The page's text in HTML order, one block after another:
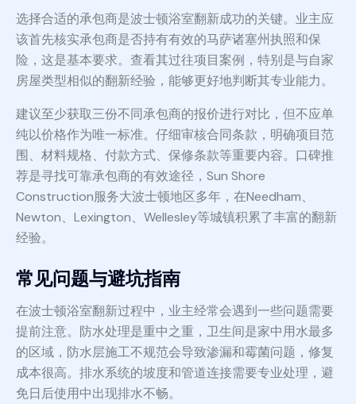
选择合适的承包商是波士顿浴室翻新成功的关键。业主应
该首先核实承包商是否持有有效的马萨诸塞州执照和保
险，这是基本要求。查看其过往项目案例，特别是与自家
房屋类型相似的翻新经验，能够更好地判断其专业能力。
建议至少获取三份不同承包商的报价进行对比，但不应单
纯以价格作为唯一标准。仔细审核合同条款，明确项目范
围、材料规格、付款方式、保修条款等重要内容。口碑推
荐是寻找可靠承包商的有效途径，Sun Shore
Construction服务大波士顿地区多年，在Needham、
Newton、Lexington、Wellesley等城镇积累了丰富的翻新
经验。
常见问题与避坑指南
在波士顿浴室翻新过程中，业主经常会遇到一些问题需要
提前注意。防水处理是重中之重，卫生间是家中用水最多
的区域，防水层施工不规范会导致渗漏和霉菌问题，修复
成本很高。排水系统的坡度和管道连接需要专业处理，避
免日后使用中出现排水不畅。